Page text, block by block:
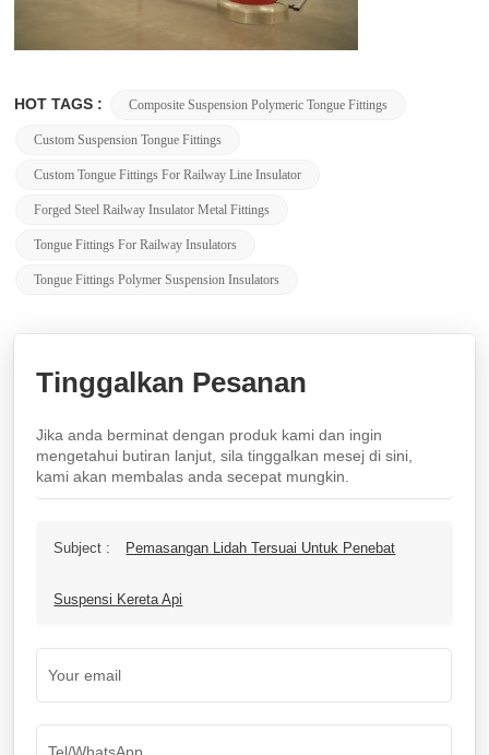
HOT TAGS : Composite Suspension Polymeric Tongue Fittings
Custom Suspension Tongue Fittings
Custom Tongue Fittings For Railway Line Insulator
Forged Steel Railway Insulator Metal Fittings
Tongue Fittings For Railway Insulators
Tongue Fittings Polymer Suspension Insulators
Tinggalkan Pesanan
Jika anda berminat dengan produk kami dan ingin
mengetahui butiran lanjut, sila tinggalkan mesej di sini,
kami akan membalas anda secepat mungkin.
Subject : Pemasangan Lidah Tersuai Untuk Penebat
Suspensi Kereta Api